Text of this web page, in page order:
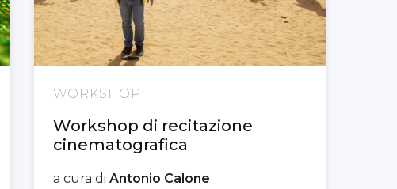
WORKSHOP
Workshop di recitazione
cinematografica
a cura di Antonio Calone